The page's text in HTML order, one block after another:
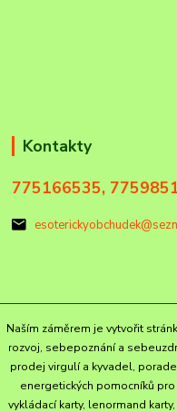
Kontakty
775166535,
Naším záměrem je vytvořit
rozvoj, sebepoznání a
prodej virgulí a kyvadel,
energetických pomocníků
vykládací karty, lenormand